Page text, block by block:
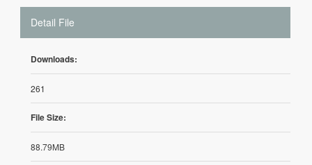
Detail File
Downloads:
261
File Size:
88.79MB